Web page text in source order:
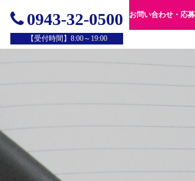
0943-32-0500
【受付時間】8:00～19:00
お問い合わせ・応募